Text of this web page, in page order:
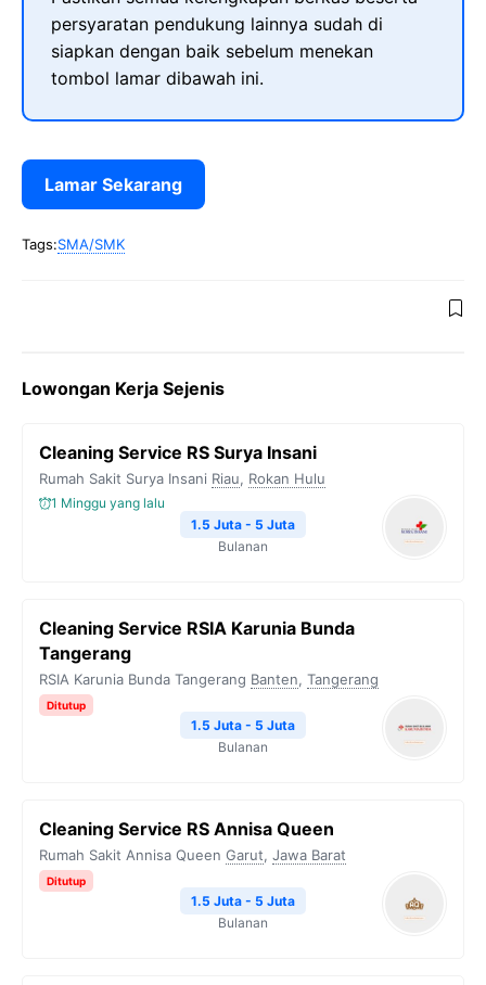
persyaratan pendukung lainnya sudah di
siapkan dengan baik sebelum menekan
tombol lamar dibawah ini.
Lamar Sekarang
Tags:SMA/SMK
Lowongan Kerja Sejenis
Cleaning Service RS Surya Insani
Rumah Sakit Surya Insani Riau, Rokan Hulu
1 Minggu yang lalu
1.5 Juta - 5 Juta
Bulanan
Cleaning Service RSIA Karunia Bunda
Tangerang
RSIA Karunia Bunda Tangerang Banten, Tangerang
Ditutup
1.5 Juta - 5 Juta
Bulanan
Cleaning Service RS Annisa Queen
Rumah Sakit Annisa Queen Garut, Jawa Barat
Ditutup
1.5 Juta - 5 Juta
Bulanan